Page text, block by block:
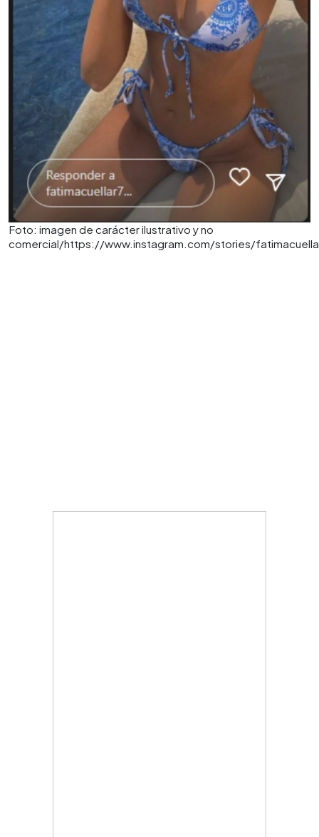
Foto: imagen de carácter ilustrativo y no
comercial/https://www.instagram.com/stories/